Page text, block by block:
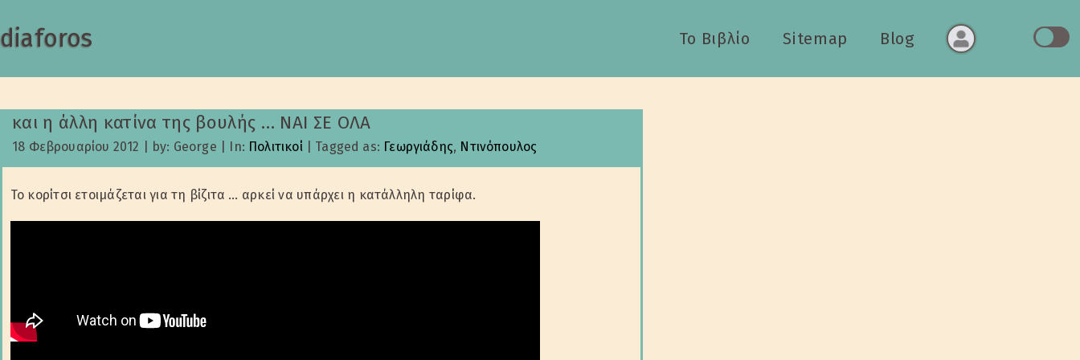
diaforos Το Βιβλίο Sitemap Blog
και η άλλη κατίνα της βουλής … ΝΑΙ ΣΕ ΟΛΑ
18 Φεβρουαρίου 2012 by: George In: Πολιτικοί Tagged as: Γεωργιάδης, Ντινόπουλος
Το κορίτσι ετοιμάζεται για τη βίζιτα … αρκεί να υπάρχει η κατάλληλη ταρίφα.